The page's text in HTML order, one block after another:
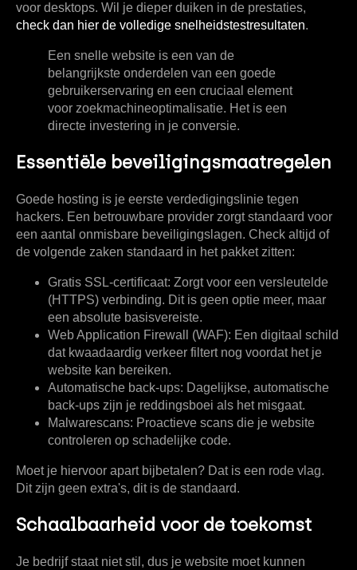
voor desktops. Wil je dieper duiken in de prestaties,
check dan hier de volledige snelheidstestresultaten.
Een snelle website is een van de
belangrijkste onderdelen van een goede
gebruikerservaring en een cruciaal element
voor zoekmachineoptimalisatie. Het is een
directe investering in je conversie.
Essentiële beveiligingsmaatregelen
Goede hosting is je eerste verdedigingslinie tegen
hackers. Een betrouwbare provider zorgt standaard voor
een aantal onmisbare beveiligingslagen. Check altijd of
de volgende zaken standaard in het pakket zitten:
Gratis SSL-certificaat: Zorgt voor een versleutelde
(HTTPS) verbinding. Dit is geen optie meer, maar
een absolute basisvereiste.
Web Application Firewall (WAF): Een digitaal schild
dat kwaadaardig verkeer filtert nog voordat het je
website kan bereiken.
Automatische back-ups: Dagelijkse, automatische
back-ups zijn je reddingsboei als het misgaat.
Malwarescans: Proactieve scans die je website
controleren op schadelijke code.
Moet je hiervoor apart bijbetalen? Dat is een rode vlag.
Dit zijn geen extra's, dit is de standaard.
Schaalbaarheid voor de toekomst
Je bedrijf staat niet stil, dus je website moet kunnen